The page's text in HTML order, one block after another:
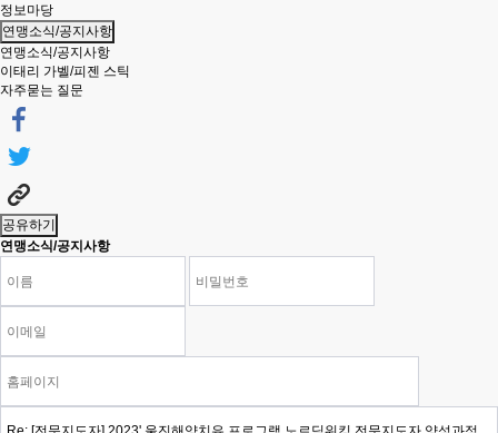
정보마당
연맹소식/공지사항
연맹소식/공지사항
이태리 가벨/피젠 스틱
자주묻는 질문
공유하기
연맹소식/공지사항